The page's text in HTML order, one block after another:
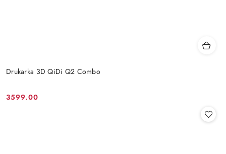
Drukarka 3D QiDi Q2 Combo
Cena:
3599.00